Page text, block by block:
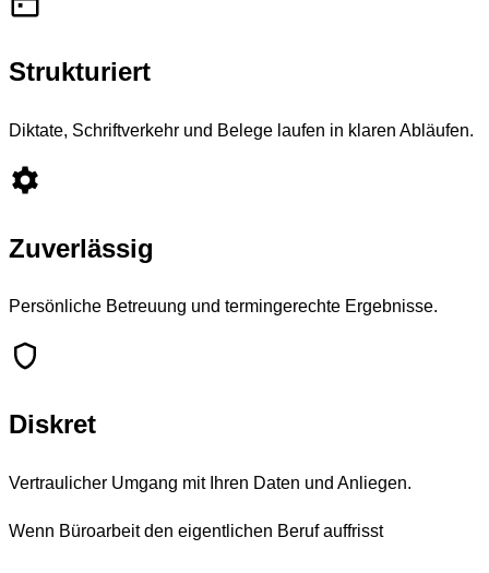
Strukturiert
Diktate, Schriftverkehr und Belege laufen in klaren Abläufen.
Zuverlässig
Persönliche Betreuung und termingerechte Ergebnisse.
Diskret
Vertraulicher Umgang mit Ihren Daten und Anliegen.
Wenn Büroarbeit den eigentlichen Beruf auffrisst